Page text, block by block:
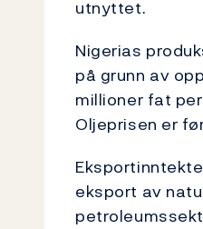
utnyttet.
Nigerias
på grunn av
millioner fat
Oljeprisen er
eksport av